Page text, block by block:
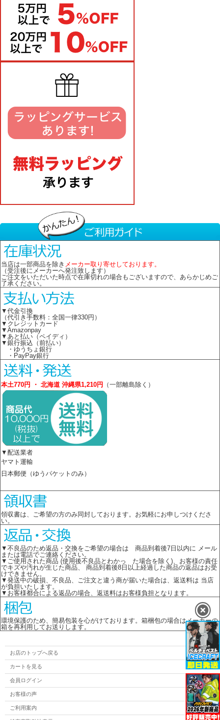
当店は一部商品を除き メーカー取り寄せしております。
（受注後にメーカーへ発注致します）
ご注文をいただいた時点で在庫切れの場合もございますので、あらかじめご
了承ください。
▼代金引換
（代引き手数料：全国一律330円）
▼クレジットカード
▼Amazonpay
▼あと払い（ペイディ）
▼銀行振込（前払い）
・ゆうちょ銀行
・PayPay銀行
本土770円 ・ 北海道 沖縄県1,210円 （一部離島除く）
▼配送業者
ヤマト運輸
日本郵便（ゆうパケットのみ）
領収書は、ご希望の方のみ同封しております。お気軽にお申しつけくださ
い。
▼不良品のため返品・交換をご希望の場合は 商品到着後7日以内に メール
または電話でご連絡ください。
▼ご使用された商品 (使用後不良品とわかっ た場合を除く)、お客様の責任
でキズや汚れが生じた商品、 商品到着後8日以上経過した商品の返品はお受
けできません。
▼発送中の破損、不良品、ご注文と違う商が届いた場合は、返送料は 当店
が負担いたします。
▼お客様都合による返品の場合、返送料はお客様負担となります。
環境保護のため、簡易包装を心がけております。箱梱包の場合はメーカーの
箱を再利用してお送りします。
お店のトップへ戻る
カートを見る
会員ログイン
お客様の声
ご利用案内